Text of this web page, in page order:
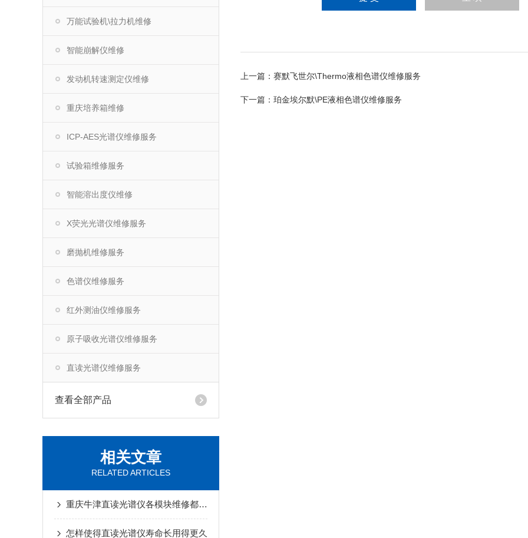
万能试验机\拉力机维修
智能崩解仪维修
发动机转速测定仪维修
重庆培养箱维修
ICP-AES光谱仪维修服务
试验箱维修服务
智能溶出度仪维修
X荧光光谱仪维修服务
磨抛机维修服务
色谱仪维修服务
红外测油仪维修服务
原子吸收光谱仪维修服务
直读光谱仪维修服务
查看全部产品
相关文章
RELATED ARTICLES
重庆牛津直读光谱仪各模块维修都有什么样的注意点
怎样使得直读光谱仪寿命长用得更久
上一篇： 赛默飞世尔\Thermo液相色谱仪维修服务
下一篇： 珀金埃尔默\PE液相色谱仪维修服务